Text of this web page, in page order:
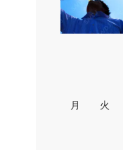
月 火